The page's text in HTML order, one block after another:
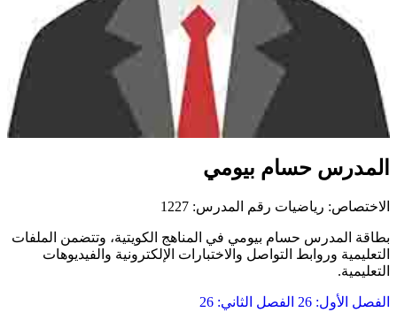
المدرس حسام بيومي
الاختصاص: رياضيات رقم المدرس: 1227
بطاقة المدرس حسام بيومي في المناهج الكويتية، وتتضمن الملفات
التعليمية وروابط التواصل والاختبارات الإلكترونية والفيديوهات
التعليمية.
الفصل الأول: 26 الفصل الثاني: 26